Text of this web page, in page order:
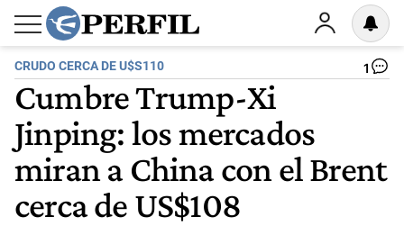
CRUDO CERCA DE U$S110 1
Cumbre Trump-Xi
Jinping: los mercados
miran a China con el Brent
cerca de US$108